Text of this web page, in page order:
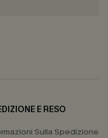
E RESO
Sulla Spedizione